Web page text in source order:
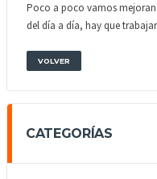
Poco a poco vamos
del día a día, hay que
VOLVER
CATEGORÍAS